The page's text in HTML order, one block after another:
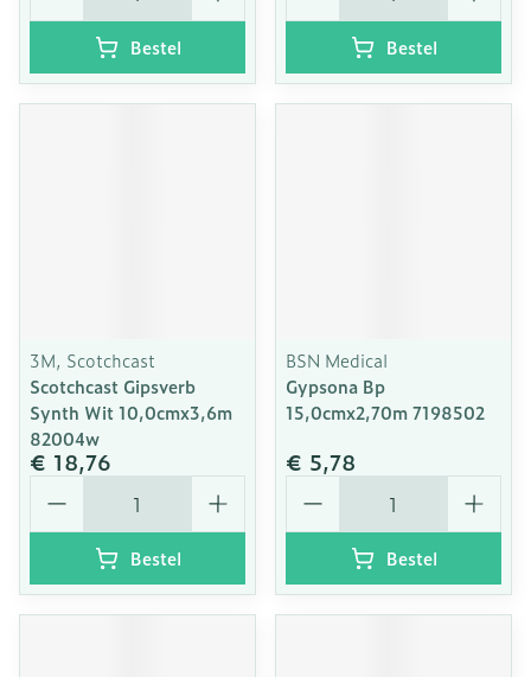
Bestel Bestel
3M, Scotchcast
Scotchcast Gipsverb
Synth Wit 10,0cmx3,6m
82004w
€ 18,76
Aantal
Bestel
BSN Medical
Gypsona Bp
15,0cmx2,70m 7198502
€ 5,78
Aantal
Bestel